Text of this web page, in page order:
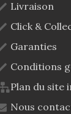
Livraison
Click &
Garanties
Conditions
Plan du site
Nous